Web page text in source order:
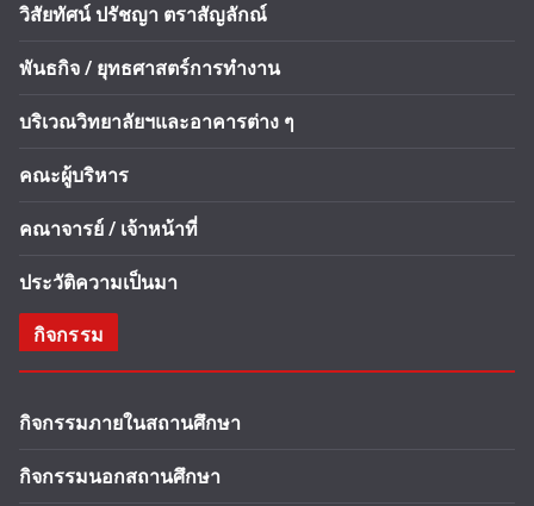
วิสัยทัศน์ ปรัชญา ตราสัญลักณ์
พันธกิจ / ยุทธศาสตร์การทำงาน
บริเวณวิทยาลัยฯและอาคารต่าง ๆ
คณะผู้บริหาร
คณาจารย์ / เจ้าหน้าที่
ประวัติความเป็นมา
กิจกรรม
กิจกรรมภายในสถานศึกษา
กิจกรรมนอกสถานศึกษา